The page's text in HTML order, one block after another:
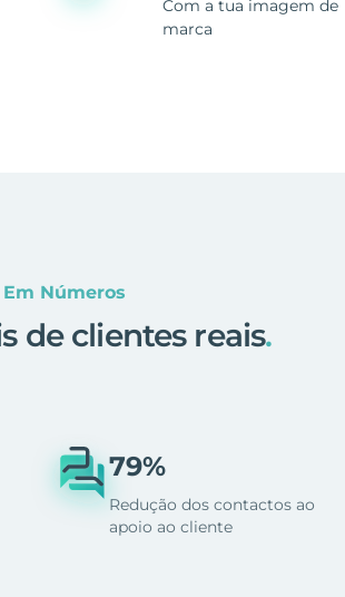
Com a tua imagem de
marca
Números
de clientes reais.
79%
Redução dos contactos ao
apoio ao cliente